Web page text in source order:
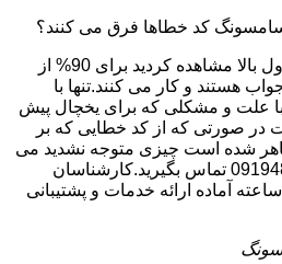
سامسونگ کد خطاها فرق می کنند؟
ارور یا کدخطاهایی که در جدول بالا مشاهده کردید برای 90% از
هستند و کار می کنند.تنها با
با علت و مشکلی که برای یخچال پیش
در صورتی که از کد خطایی که بر
شده است چیزی متوجه نشدید می
توانید با شماره تلفن 09194828760 تماس بگیرید.کارشناسان
شرکت گلچین به صورت 24 ساعته آماده ارائه خدمات و پشتیبانی